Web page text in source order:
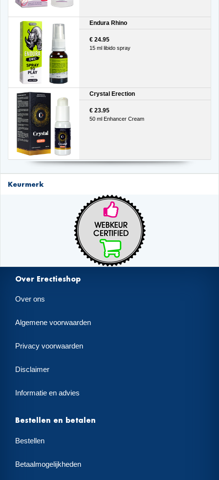
Endura Rhino
€ 24.95
15 ml libido spray
Crystal Erection
€ 23.95
50 ml Enhancer Cream
Keurmerk
Over Erectieshop
Over ons
Algemene voorwaarden
Privacy voorwaarden
Disclaimer
Informatie en advies
Bestellen en betalen
Bestellen
Betaalmogelijkheden